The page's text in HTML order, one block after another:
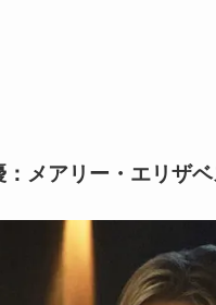
メアリー・エリザ